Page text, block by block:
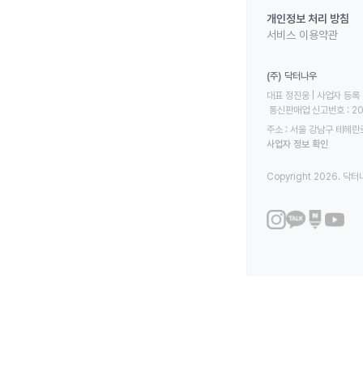
개인정보 처리 방침
서비스 이용약관
(주) 닥터나우
대표 정진웅 | 사업자
통신판매업 신고번호
주소 : 서울 강남구 테헤
사업자 정보 확인
Copyright 2026. 닥터